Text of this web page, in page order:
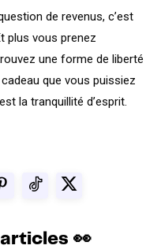
de revenus, c’est
plus vous prenez
une forme de liberté
que vous puissiez
la tranquillité d’esprit.
👀